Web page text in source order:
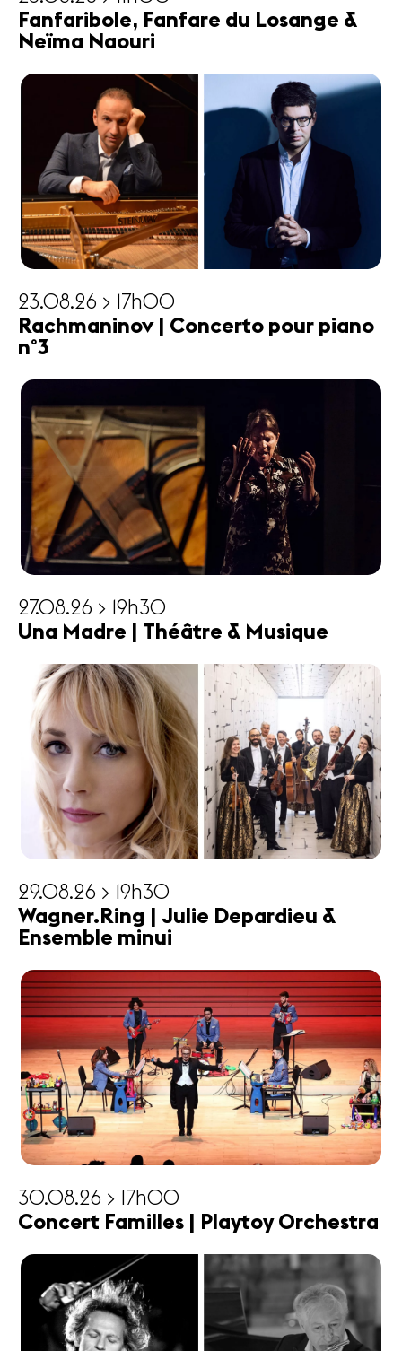
Fanfaribole, Fanfare du Losange &
Neïma Naouri
23.08.26 > 17h00
Rachmaninov | Concerto pour piano
n°3
27.08.26 > 19h30
Una Madre | Théâtre & Musique
29.08.26 > 19h30
Wagner.Ring | Julie Depardieu &
Ensemble minui
30.08.26 > 17h00
Concert Familles | Playtoy Orchestra